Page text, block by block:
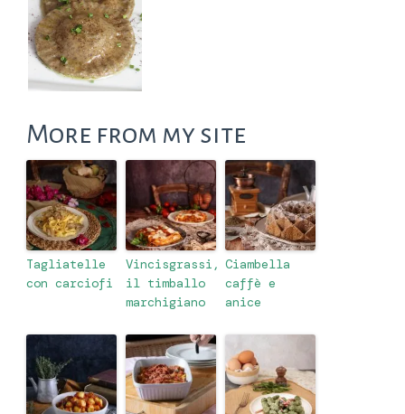
More from my site
Tagliatelle
con carciofi
Vincisgrassi,
il timballo
marchigiano
Ciambella
caffè e
anice